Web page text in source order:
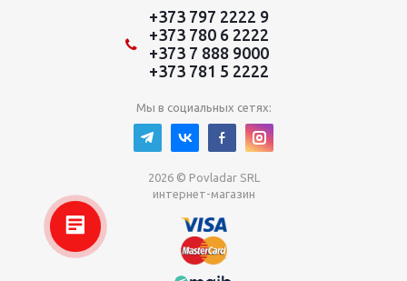
+373 797 2222 9
+373 780 6 2222
+373 7 888 9000
+373 781 5 2222
Мы в социальных сетях:
2026 © Povladar SRL
интернет-магазин